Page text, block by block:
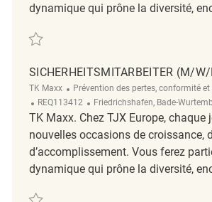
dynamique qui prône la diversité,
Sauvegarder Sicherheitsmitarbeiter (m/w/d)
SICHERHEITSMITARBEITER (M/
TK Maxx Catégorie
Prévention des pertes, conformité
ReqId
REQ113412 Emplacement
Friedrichshafen, Bade-
TK Maxx. Chez TJX Europe, chaque
nouvelles occasions de croissance,
d’accomplissement. Vous ferez
dynamique qui prône la diversité,
Sauvegarder Sicherheitsmitarbeiter (m/w/d)